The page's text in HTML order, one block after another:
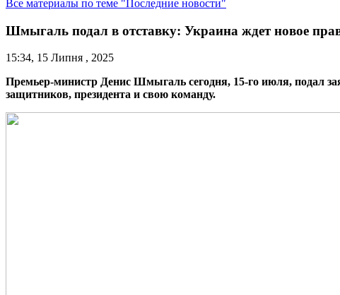
Все материалы по теме "Последние новости"
Шмыгаль подал в отставку: Украина ждет новое
15:34, 15 Липня , 2025
Премьер-министр Денис Шмыгаль сегодня, 15-го июля, подал
защитников, президента и свою команду.